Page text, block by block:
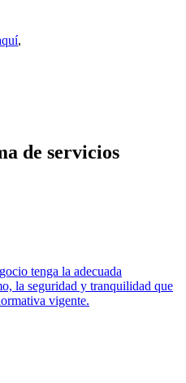
,
de servicios
tenga la adecuada
la seguridad y tranquilidad que
vigente.